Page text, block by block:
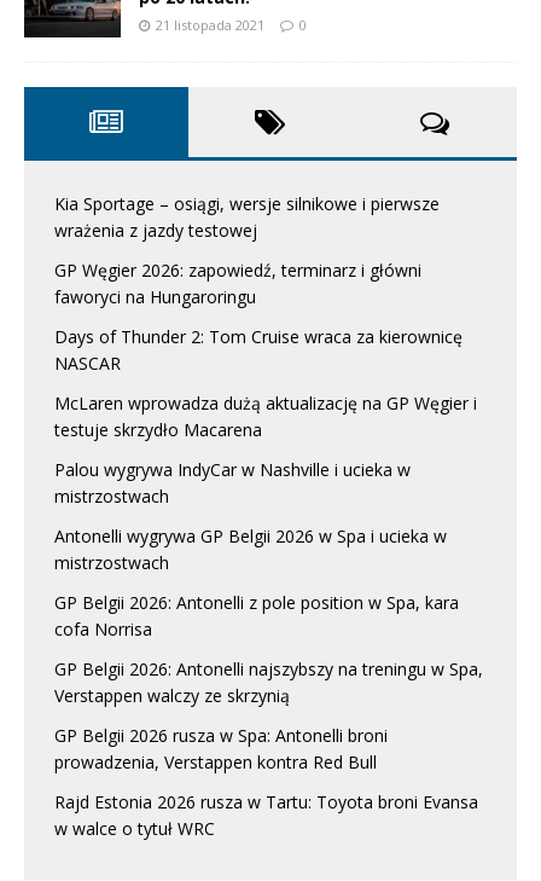
21 listopada 2021 0
Kia Sportage – osiągi, wersje silnikowe i pierwsze
wrażenia z jazdy testowej
GP Węgier 2026: zapowiedź, terminarz i główni
faworyci na Hungaroringu
Days of Thunder 2: Tom Cruise wraca za kierownicę
NASCAR
McLaren wprowadza dużą aktualizację na GP Węgier i
testuje skrzydło Macarena
Palou wygrywa IndyCar w Nashville i ucieka w
mistrzostwach
Antonelli wygrywa GP Belgii 2026 w Spa i ucieka w
mistrzostwach
GP Belgii 2026: Antonelli z pole position w Spa, kara
cofa Norrisa
GP Belgii 2026: Antonelli najszybszy na treningu w Spa,
Verstappen walczy ze skrzynią
GP Belgii 2026 rusza w Spa: Antonelli broni
prowadzenia, Verstappen kontra Red Bull
Rajd Estonia 2026 rusza w Tartu: Toyota broni Evansa
w walce o tytuł WRC